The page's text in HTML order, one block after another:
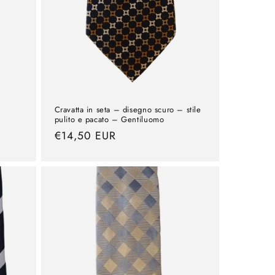
Cravatta in seta – disegno scuro – stile
pulito e pacato – Gentiluomo
Prezzo
€14,50 EUR